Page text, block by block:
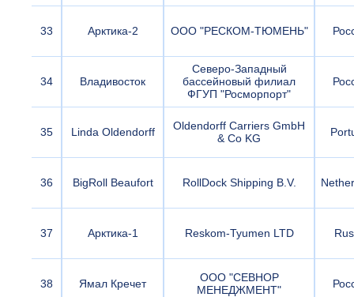
33 Арктика-2 ООО "РЕСКОМ-ТЮМЕНЬ"
34 Владивосток
Северо-Западный
бассейновый филиал
ФГУП "Росморпорт"
35 Linda Oldendorff
Oldendorff Carriers GmbH
& Co KG
36 BigRoll Beaufort RollDock Shipping B.V.
37 Арктика-1 Reskom-Tyumen LTD
38 Ямал Кречет
ООО "СЕВНОР
МЕНЕДЖМЕНТ"